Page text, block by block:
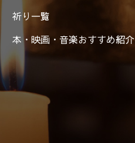
祈り一覧
本・映画・音楽おすすめ紹介